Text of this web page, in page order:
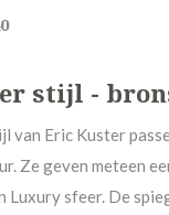
stijl -
van Eric Kuster
Ze geven meteen
Luxury sfeer. De